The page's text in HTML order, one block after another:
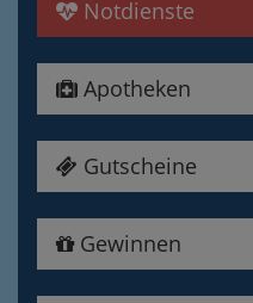
Notdienste
Apotheken
Gutscheine
Gewinnen